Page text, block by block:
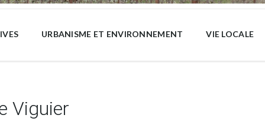
URBANISME ET ENVIRONNEMENT VIE LOCALE
Viguier